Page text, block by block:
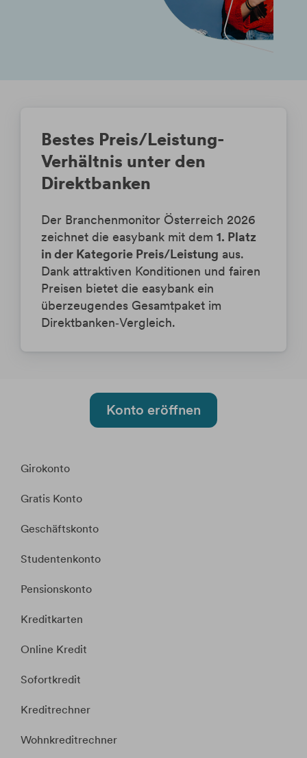
Bestes Preis/Leistung-
Verhältnis unter den
Direktbanken
Der Branchenmonitor Österreich 2026
zeichnet die easybank mit dem 1. Platz
in der Kategorie Preis/Leistung aus.
Dank attraktiven Konditionen und fairen
Preisen bietet die easybank ein
überzeugendes Gesamtpaket im
Direktbanken‑Vergleich.
Konto eröffnen
Girokonto
Gratis Konto
Geschäftskonto
Studentenkonto
Pensionskonto
Kreditkarten
Online Kredit
Sofortkredit
Kreditrechner
Wohnkreditrechner